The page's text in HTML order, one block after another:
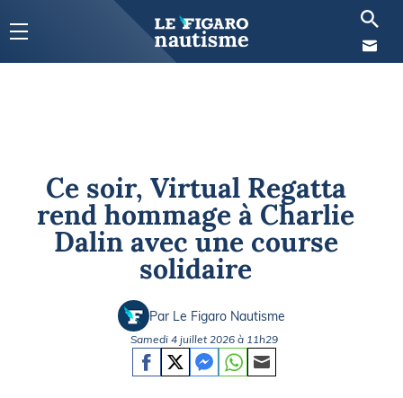
Ce soir, Virtual Regatta
rend hommage à Charlie
Dalin avec une course
solidaire
Par Le Figaro Nautisme
Samedi 4 juillet 2026 à 11h29